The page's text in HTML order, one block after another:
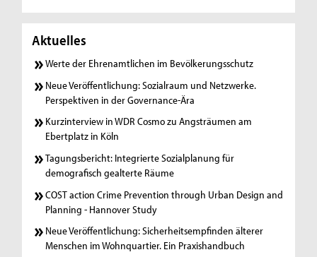
Aktuelles
Werte der Ehrenamtlichen im Bevölkerungsschutz
Neue Veröffentlichung: Sozialraum und Netzwerke.
Perspektiven in der Governance-Ära
Kurzinterview in WDR Cosmo zu Angsträumen am
Ebertplatz in Köln
Tagungsbericht: Integrierte Sozialplanung für
demografisch gealterte Räume
COST action Crime Prevention through Urban Design and
Planning - Hannover Study
Neue Veröffentlichung: Sicherheitsempfinden älterer
Menschen im Wohnquartier. Ein Praxishandbuch